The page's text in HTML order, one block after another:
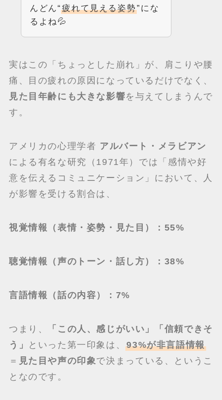
んどん“疲れて見える姿勢”にな
るよね💦
実はこの「ちょっとした崩れ」が、肩こりや腰
痛、目の疲れの原因になっているだけでなく、
見た目年齢にも大きな影響を与えてしまうんで
す。
アメリカの心理学者 アルバート・メラビアン
による有名な研究（1971年）では「感情や好
意を伝えるコミュニケーション」において、人
が影響を受ける割合は、
視覚情報（表情・姿勢・見た目）：55%
聴覚情報（声のトーン・話し方）：38%
言語情報（話の内容）：7%
つまり、
「この人、感じがいい」「信頼できそ
う」
といった第一印象は、93%が非言語情報
＝ 見た目や声の印象 で決まっている、というこ
となのです。